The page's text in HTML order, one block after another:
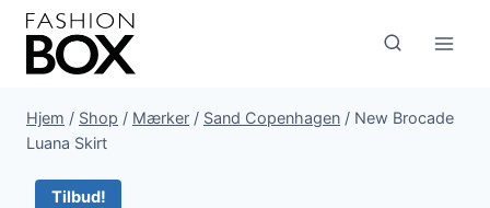
Fortsæt
indhold
Hjem / Shop / Mærker / Sand Copenhagen / New Brocade
Luana Skirt
Tilbud!